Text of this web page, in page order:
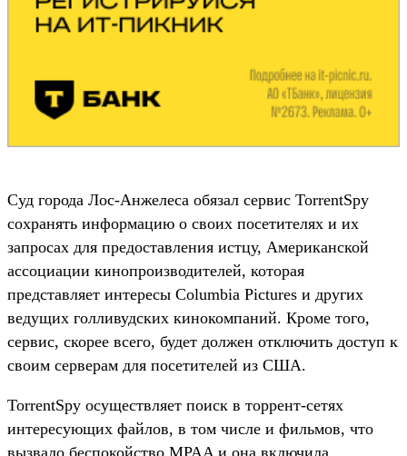
Суд города Лос-Анжелеса обязал сервис TorrentSpy
сохранять информацию о своих посетителях и их
запросах для предоставления истцу, Американской
ассоциации кинопроизводителей, которая
представляет интересы Columbia Pictures и других
ведущих голливудских кинокомпаний. Кроме того,
сервис, скорее вcего, будет должен отключить доступ к
своим серверам для посетителей из США.
TorrentSpy осуществляет поиск в торрент-сетях
интересующих файлов, в том числе и фильмов, что
вызвало беспокойство MPAA и она включила